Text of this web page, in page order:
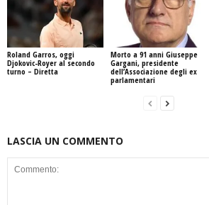
Roland Garros, oggi
Djokovic-Royer al secondo
turno – Diretta
Morto a 91 anni Giuseppe
Gargani, presidente
dell’Associazione degli ex
parlamentari
LASCIA UN COMMENTO